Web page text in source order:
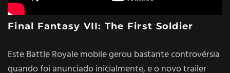
Final Fantasy VII: The First Soldier
Este Battle Royale mobile gerou bastante controvérsia
quando foi anunciado inicialmente, e o novo trailer